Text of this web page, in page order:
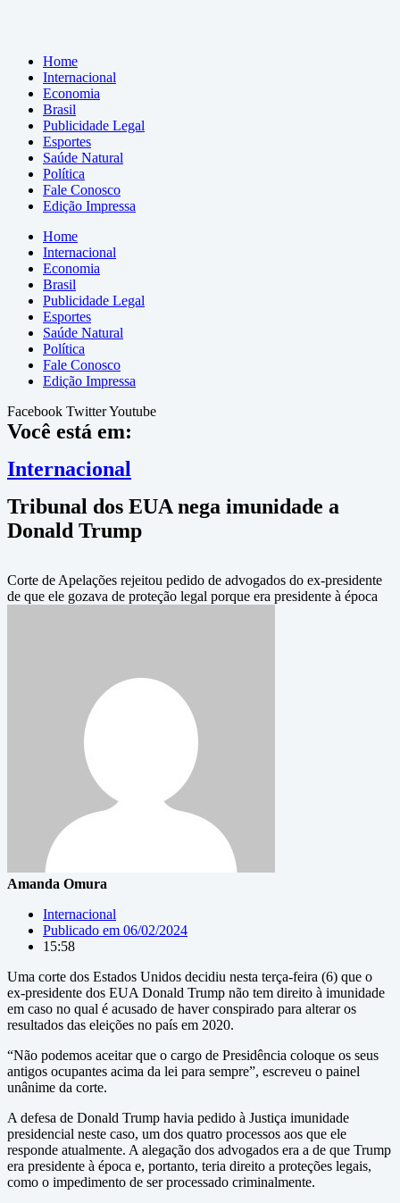
Home
Internacional
Economia
Brasil
Publicidade Legal
Esportes
Saúde Natural
Política
Fale Conosco
Edição Impressa
Home
Internacional
Economia
Brasil
Publicidade Legal
Esportes
Saúde Natural
Política
Fale Conosco
Edição Impressa
Facebook TwitterYoutube
Você está em:
Internacional
Tribunal dos EUA nega imunidade a
Donald Trump
Corte de Apelações rejeitou pedido de advogados do ex-presidente
de que ele gozava de proteção legal porque era presidente à época
Amanda Omura
Internacional
Publicado em 06/02/2024
15:58
Uma corte dos Estados Unidos decidiu nesta terça-feira (6) que o
ex-presidente dos EUA Donald Trump não tem direito à imunidade
em caso no qual é acusado de haver conspirado para alterar os
resultados das eleições no país em 2020.
“Não podemos aceitar que o cargo de Presidência coloque os seus
antigos ocupantes acima da lei para sempre”, escreveu o painel
unânime da corte.
A defesa de Donald Trump havia pedido à Justiça imunidade
presidencial neste caso, um dos quatro processos aos que ele
responde atualmente. A alegação dos advogados era a de que Trump
era presidente à época e, portanto, teria direito a proteções legais,
como o impedimento de ser processado criminalmente.